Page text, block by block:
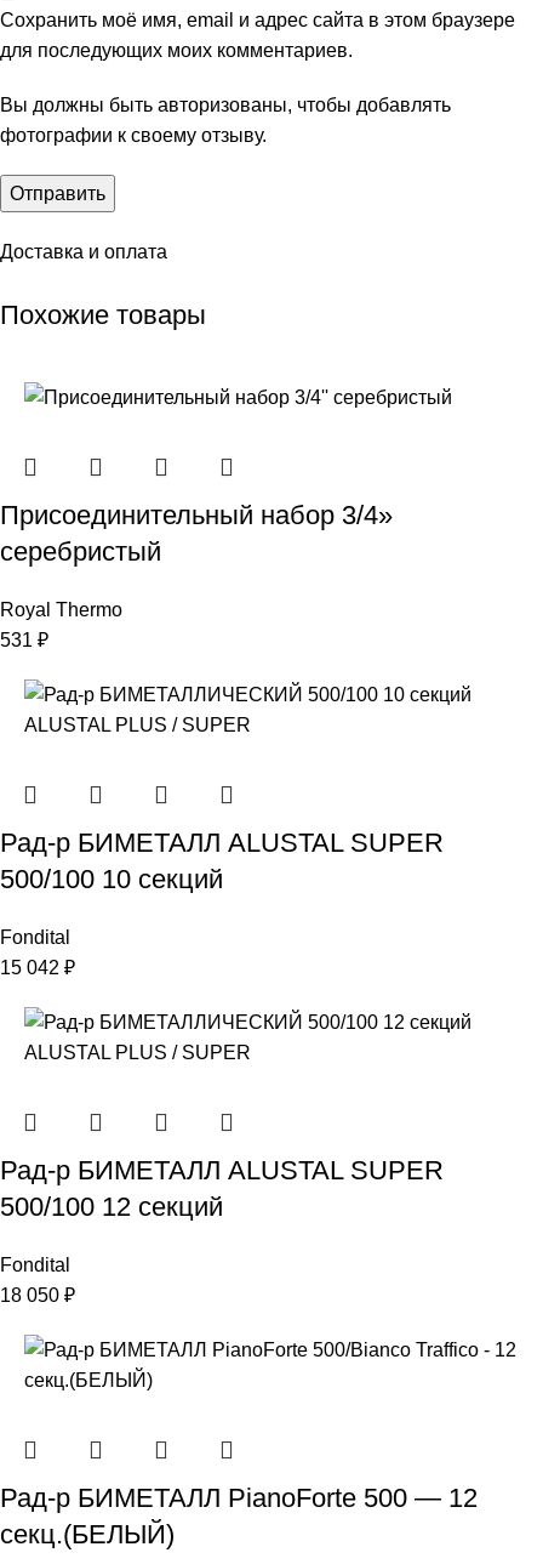
Сохранить моё имя, email и адрес сайта в этом браузере
для последующих моих комментариев.
Вы должны быть авторизованы, чтобы добавлять
фотографии к своему отзыву.
Доставка и оплата
Похожие товары
Присоединительный набор 3/4»
серебристый
Royal Thermo
531 ₽
Рад-р БИМЕТАЛЛ ALUSTAL SUPER
500/100 10 секций
Fondital
15 042 ₽
Рад-р БИМЕТАЛЛ ALUSTAL SUPER
500/100 12 секций
Fondital
18 050 ₽
Рад-р БИМЕТАЛЛ PianoForte 500 — 12
секц.(БЕЛЫЙ)